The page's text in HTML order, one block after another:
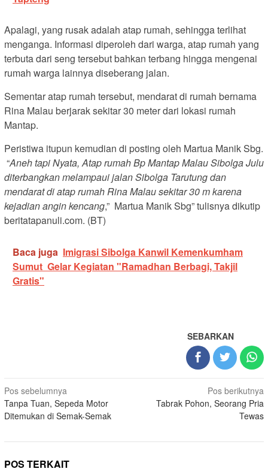
Apalagi, yang rusak adalah atap rumah, sehingga terlihat
menganga. Informasi diperoleh dari warga, atap rumah yang
terbuta dari seng tersebut bahkan terbang hingga mengenai
rumah warga lainnya diseberang jalan.
Sementar atap rumah tersebut, mendarat di rumah bernama
Rina Malau berjarak sekitar 30 meter dari lokasi rumah
Mantap.
Peristiwa itupun kemudian di posting oleh Martua Manik Sbg.
“Aneh tapi Nyata, Atap rumah Bp Mantap Malau Sibolga Julu
diterbangkan melampaui jalan Sibolga Tarutung dan
mendarat di atap rumah Rina Malau sekitar 30 m karena
kejadian angin kencang,” Martua Manik Sbg” tulisnya dikutip
beritatapanuli.com. (BT)
Baca juga Imigrasi Sibolga Kanwil Kemenkumham
Sumut Gelar Kegiatan "Ramadhan Berbagi, Takjil
Gratis"
SEBARKAN
Navigasi
pos
Pos sebelumnya
Tanpa Tuan, Sepeda Motor
Ditemukan di Semak-Semak
Pos berikutnya
Tabrak Pohon, Seorang Pria
Tewas
POS TERKAIT